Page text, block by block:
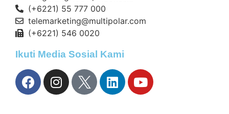
(+6221) 55 777 000
telemarketing@multipolar.com
(+6221) 546 0020
Ikuti Media Sosial Kami